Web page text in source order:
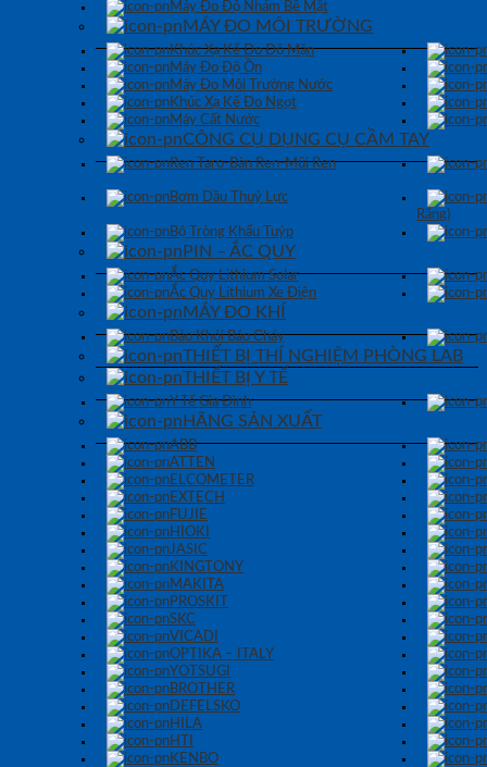
Máy Đo Độ Nhám Bề Mặt
MÁY ĐO MÔI TRƯỜNG
Khúc Xạ Kế Đo Độ Mặn
Máy Đo Độ Ồn
Máy Đo Môi Trường Nước
Khúc Xạ Kế Đo Ngọt
Máy Cất Nước
CÔNG CỤ DỤNG CỤ CẦM TAY
Ren Taro-Bàn Ren-Mũi Ren
Bơm Dầu Thuỷ Lực
Răng)
Bộ Tròng Khẩu Tuýp
PIN – ẮC QUY
Ắc Quy Lithium Solar
Ắc Quy Lithium Xe Điện
MÁY ĐO KHÍ
Báo Khói Báo Cháy
THIẾT BỊ THÍ NGHIỆM PHÒNG LAB
THIẾT BỊ Y TẾ
Y Tế Gia Đình
HÃNG SẢN XUẤT
ABB
ATTEN
ELCOMETER
EXTECH
FUJIE
HIOKI
JASIC
KINGTONY
MAKITA
PROSKIT
SKC
VICADI
OPTIKA – ITALY
YOTSUGI
BROTHER
DEFELSKO
HILA
HTI
KENBO